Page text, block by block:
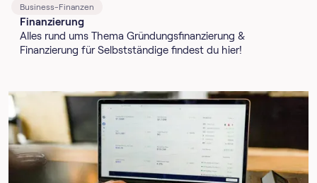
Business-Finanzen
Finanzierung
Alles rund ums Thema Gründungsfinanzierung &
Finanzierung für Selbstständige findest du hier!